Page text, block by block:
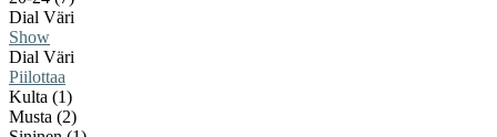
Dial Väri
Show
Dial Väri
Piilottaa
Kulta (1)
Musta (2)